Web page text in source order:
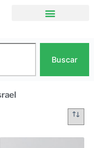
Buscar